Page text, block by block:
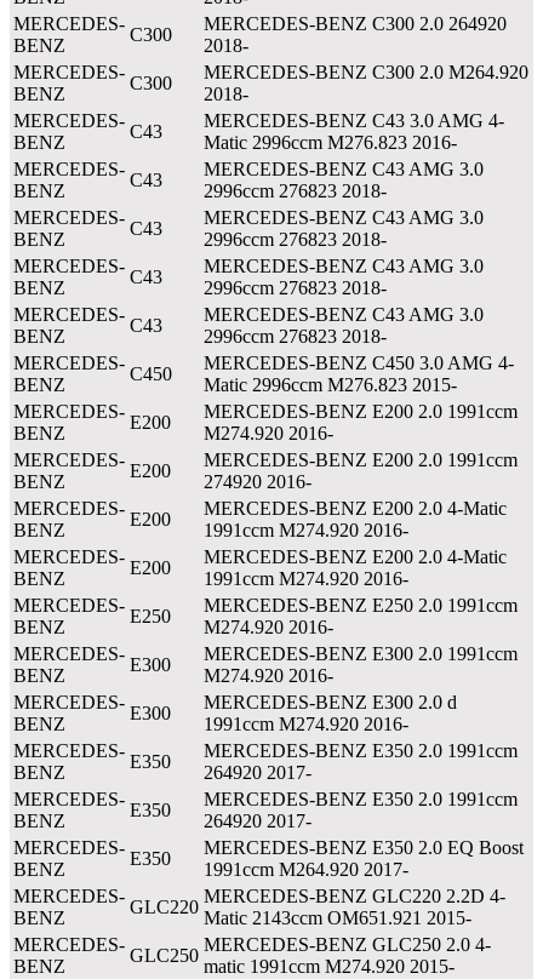
MERCEDES-
BENZ
C300
MERCEDES-BENZ C300 2.0 264920
2018-
MERCEDES-
BENZ
C300
MERCEDES-BENZ C300 2.0 M264.920
2018-
MERCEDES-
BENZ
C43
MERCEDES-BENZ C43 3.0 AMG 4-
Matic 2996ccm M276.823 2016-
MERCEDES-
BENZ
C43
MERCEDES-BENZ C43 AMG 3.0
2996ccm 276823 2018-
MERCEDES-
BENZ
C43
MERCEDES-BENZ C43 AMG 3.0
2996ccm 276823 2018-
MERCEDES-
BENZ
C43
MERCEDES-BENZ C43 AMG 3.0
2996ccm 276823 2018-
MERCEDES-
BENZ
C43
MERCEDES-BENZ C43 AMG 3.0
2996ccm 276823 2018-
MERCEDES-
BENZ
C450
MERCEDES-BENZ C450 3.0 AMG 4-
Matic 2996ccm M276.823 2015-
MERCEDES-
BENZ
E200
MERCEDES-BENZ E200 2.0 1991ccm
M274.920 2016-
MERCEDES-
BENZ
E200
MERCEDES-BENZ E200 2.0 1991ccm
274920 2016-
MERCEDES-
BENZ
E200
MERCEDES-BENZ E200 2.0 4-Matic
1991ccm M274.920 2016-
MERCEDES-
BENZ
E200
MERCEDES-BENZ E200 2.0 4-Matic
1991ccm M274.920 2016-
MERCEDES-
BENZ
E250
MERCEDES-BENZ E250 2.0 1991ccm
M274.920 2016-
MERCEDES-
BENZ
E300
MERCEDES-BENZ E300 2.0 1991ccm
M274.920 2016-
MERCEDES-
BENZ
E300
MERCEDES-BENZ E300 2.0 d
1991ccm M274.920 2016-
MERCEDES-
BENZ
E350
MERCEDES-BENZ E350 2.0 1991ccm
264920 2017-
MERCEDES-
BENZ
E350
MERCEDES-BENZ E350 2.0 1991ccm
264920 2017-
MERCEDES-
BENZ
E350
MERCEDES-BENZ E350 2.0 EQ Boost
1991ccm M264.920 2017-
MERCEDES-
BENZ
GLC220
MERCEDES-BENZ GLC220 2.2D 4-
Matic 2143ccm OM651.921 2015-
MERCEDES-
BENZ
GLC250
MERCEDES-BENZ GLC250 2.0 4-
matic 1991ccm M274.920 2015-